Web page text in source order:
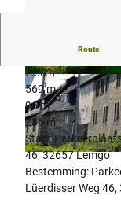
© Stadt Barntrup, Karl-Heinz
© Lemgo Marketing
Route
2:50 h
569 m
96 m
286 m
Start:
46, 32657 Lemgo
Bestemming:
Lüerdisser Weg